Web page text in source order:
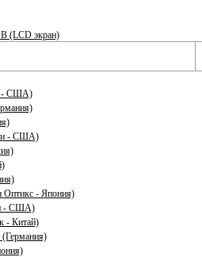
(LCD экран)
- США)
- США)
Оптикс - Япония)
- США)
- Китай)